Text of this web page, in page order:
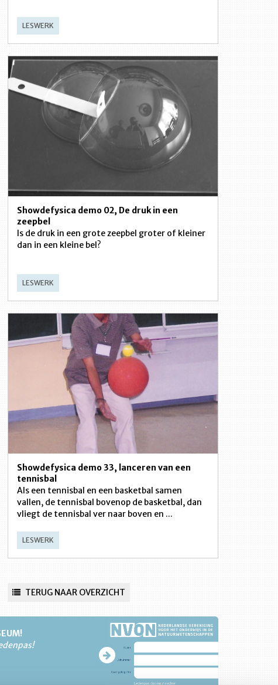
LESWERK
Showdefysica demo 02, De druk in een
zeepbel
Is de druk in een grote zeepbel groter of kleiner
dan in een kleine bel?
LESWERK
Showdefysica demo 33, lanceren van een
tennisbal
Als een tennisbal en een basketbal samen
vallen, de tennisbal bovenop de basketbal, dan
vliegt de tennisbal ver naar boven en ...
LESWERK
TERUG NAAR OVERZICHT